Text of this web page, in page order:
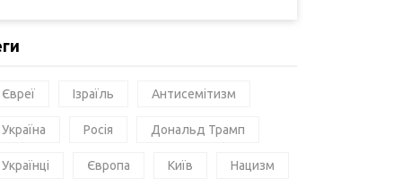
Євреї Ізраїль Антисемітизм
Україна Росія Дональд Трамп
Українці Європа Київ Нацизм